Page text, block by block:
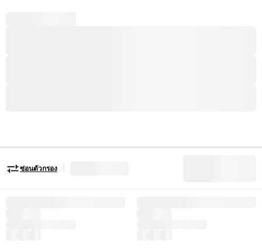
ซ่อนตัวกรอง